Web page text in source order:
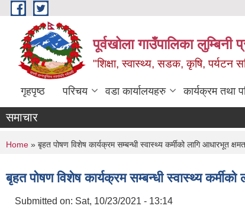
Skip to main content
पूर्वखोला गाउँपालिका लुम्बिनी
"शिक्षा, स्वास्थ्य, सडक, कृषि, पर्यटन
गृहपृष्ठ परिचय वडा कार्यालयहरु कार्यक्रम तथा
समाचार
You are here
Home » बृहत पोषण विशेष कार्यक्रम सम्बन्धी स्वास्थ्य कर्मीको लागि आधारभूत
बृहत पोषण विशेष कार्यक्रम सम्बन्धी स्वास्थ्य कर्मीको
Submitted on: Sat, 10/23/2021 - 13:14